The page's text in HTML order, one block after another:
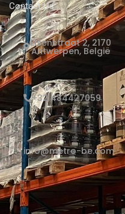
Contact Us
Elsenstraat 2, 2170
Antwerpen, België
+32 484427059
info@metro-be.com